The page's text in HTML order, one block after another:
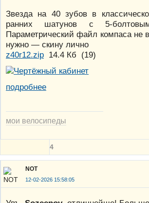
Звезда на 40 зубов в
ранних шатунов с 5-
Параметрический файл компаса не
нужно — скину лично
z40r12.zip 14.4 Кб (19)
подробнее
мои велосипеды
4
NOT
12-02-2026 15:58:05